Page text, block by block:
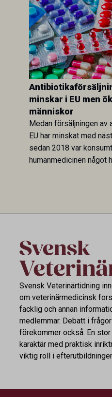
minskar i EU men
människor
Medan försäljningen av
EU har minskat med
sedan 2018 var
humanmedicinen något
Svensk Veterinärtidning
om veterinärmedicinsk
facklig och annan
medlemmar. Debatt i
förekommer också. En
karaktär med praktisk
viktig roll i